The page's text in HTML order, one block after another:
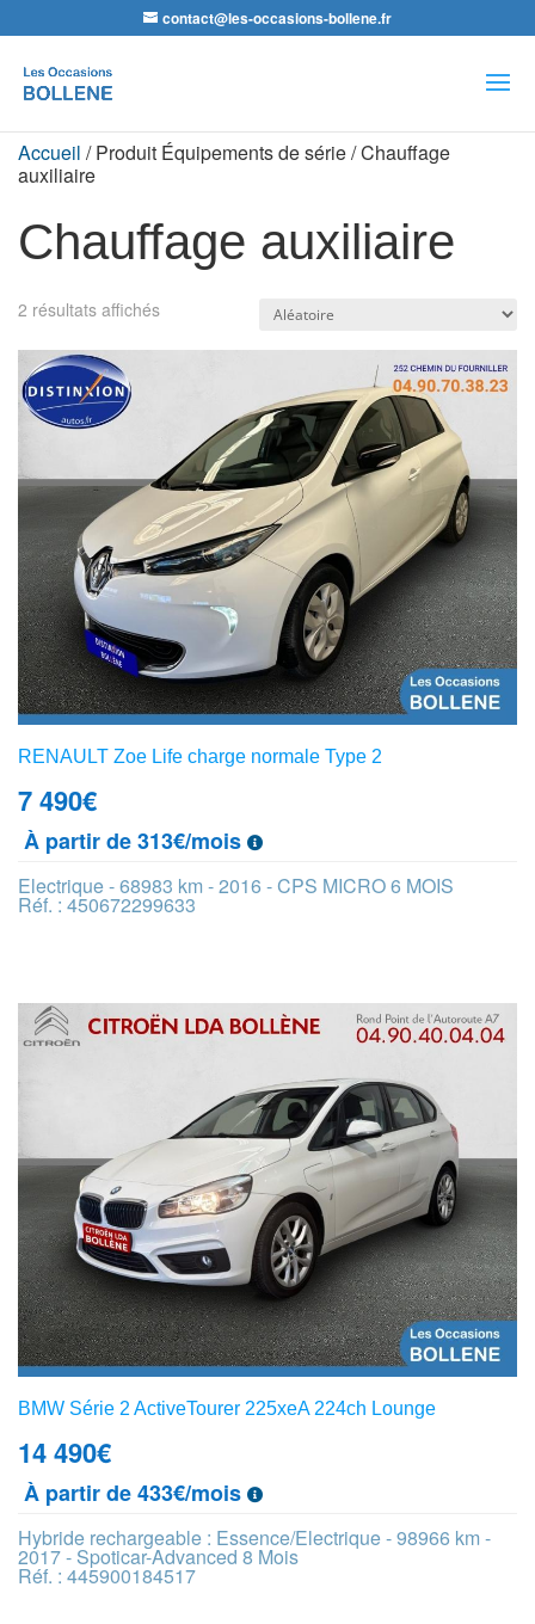
contact@les-occasions-bollene.fr
de
produits
Accueil / Produit Équipements de série / Chauffage
auxiliaire
Chauffage auxiliaire
2 résultats affichés
RENAULT Zoe Life charge normale Type 2
7 490€
À partir de 313€/mois
Electrique - 68983 km - 2016 - CPS MICRO 6 MOIS
Réf. : 450672299633
BMW Série 2 ActiveTourer 225xeA 224ch Lounge
14 490€
À partir de 433€/mois
Hybride rechargeable : Essence/Electrique - 98966 km -
2017 - Spoticar-Advanced 8 Mois
Réf. : 445900184517